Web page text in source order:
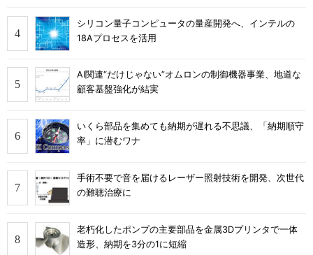
シリコン量子コンピュータの量産開発へ、インテルの
18Aプロセスを活用
AI関連“だけじゃない”オムロンの制御機器事業、地道な
顧客基盤強化が結実
いくら部品を集めても納期が遅れる不思議、「納期順守
率」に潜むワナ
手術不要で音を届けるレーザー照射技術を開発、次世代
の難聴治療に
老朽化したポンプの主要部品を金属3Dプリンタで一体
造形、納期を3分の1に短縮